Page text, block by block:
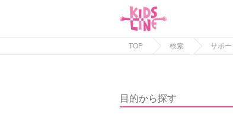
TOP 検索 サポ
目的から探す